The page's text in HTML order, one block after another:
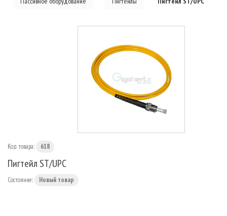
Код товара: 618
Пигтейл ST/UPC
Состояние: Новый товар